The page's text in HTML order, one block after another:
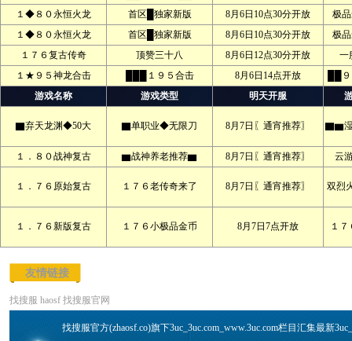
１◆８０永恒火龙
首区█独家新版 8月6日10点30分开放
极
１◆８０永恒火龙
首区█独家新版 8月6日10点30分开放
极
１７６复古传奇
顶赞三十八 8月6日12点30分开放
一
１★９５神龙合击
███１９５合击 8月6日14点开放
██
游戏名称
游戏类型 明天开服
▇弃天龙渊◆50大 ▇单职业◆无限刀 8月7日〖通宵推荐〗 ▇▆
１．８０战神复古 ▆战神养老推荐▆ 8月7日〖通宵推荐〗 云
１．７６原始复古 １７６老传奇来了 8月7日〖通宵推荐〗 双烈
１．７６新版复古 １７６小极品金币 8月7日7点开放 １
友情链接
找搜服 haosf 找搜服官网
找搜服官方(zhaosf.co)旗下3uc_3uc.com_www.3uc.com栏目汇集最新